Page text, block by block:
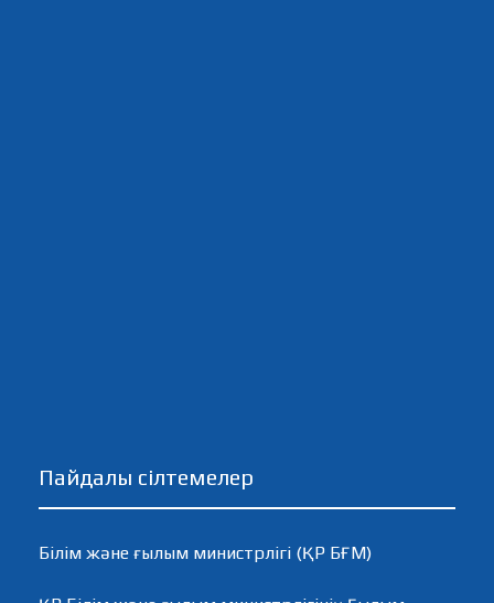
Пайдалы сілтемелер
Білім және ғылым министрлігі (ҚР БҒМ)